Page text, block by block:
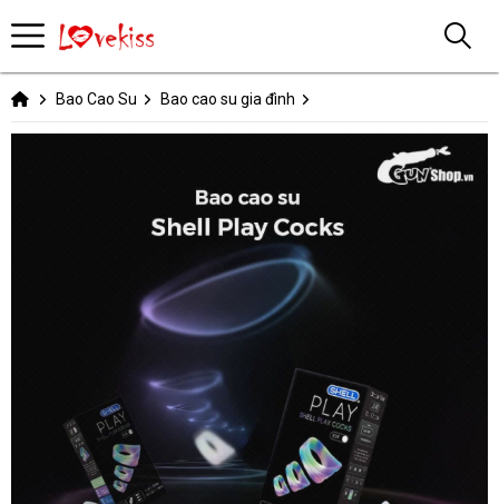
Bao Cao Su Bao cao su gia đình